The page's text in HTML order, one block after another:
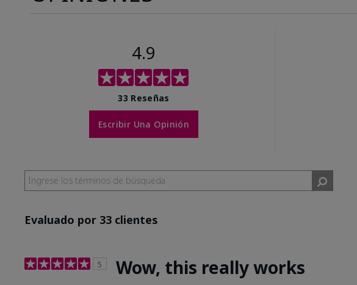
4.9
33 Reseñas
Escribir Una Opinión
Evaluado por 33 clientes
5 Wow, this really works